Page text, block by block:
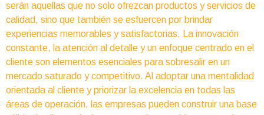
serán aquellas que no solo ofrezcan productos y servicios de
calidad, sino que también se esfuercen por brindar
experiencias memorables y satisfactorias. La innovación
constante, la atención al detalle y un enfoque centrado en el
cliente son elementos esenciales para sobresalir en un
mercado saturado y competitivo. Al adoptar una mentalidad
orientada al cliente y priorizar la excelencia en todas las
áreas de operación, las empresas pueden construir una base